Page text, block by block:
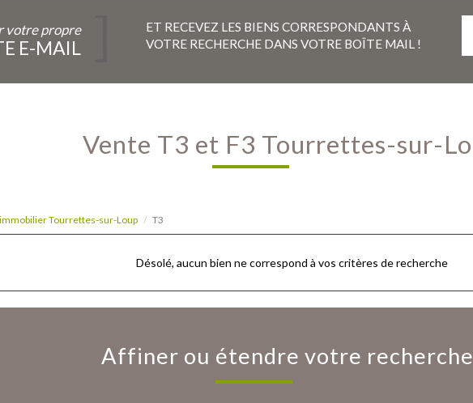
votre propre
E-MAIL
ET RECEVEZ LES BIENS CORRESPONDANTS À
VOTRE RECHERCHE DANS VOTRE BOÎTE MAIL !
Vente T3 et F3 Tourrettes-sur-
Tourrettes-sur-Loup T3
Désolé, aucun bien ne correspond à vos critères de recherche
Affiner ou étendre votre recherche